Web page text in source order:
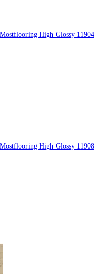
High Glossy 11904
High Glossy 11908